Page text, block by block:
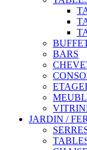
BARS
JARDIN /